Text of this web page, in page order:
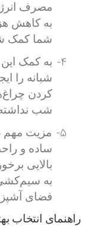
مصرف
به کاهش
شما کمک
4-
به کمک این
شبانه را
کردن
شب
5-
مزیت مهم
ساده و
بالایی
به
فضای
راهنمای انتخاب